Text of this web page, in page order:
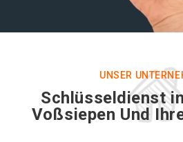
UNSER
Schlüsseldienst
Voßsiepen Und